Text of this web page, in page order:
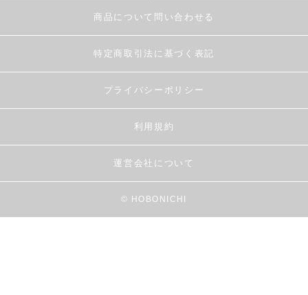
商品について問い合わせる
特定商取引法に基づく表記
プライバシーポリシー
利用規約
運営会社について
© HOBONICHI